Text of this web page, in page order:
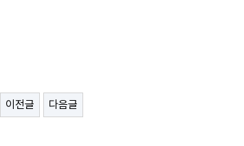
이전글 다음글